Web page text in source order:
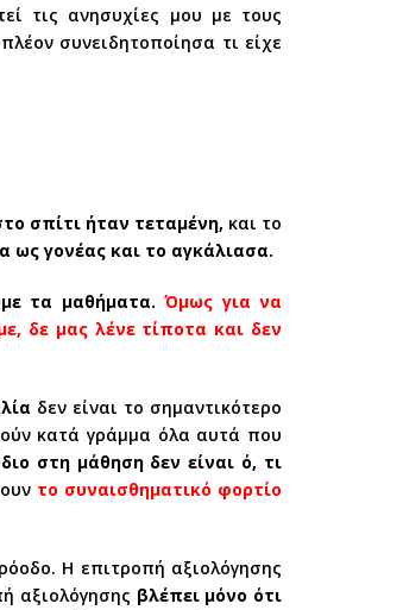
τις ανησυχίες μου με τους
συνειδητοποίησα τι είχε
σπίτι ήταν τεταμένη, και το
ως γονέας και το αγκάλιασα.
τα μαθήματα. Όμως για να
δε μας λένε τίποτα και δεν
δεν είναι το σημαντικότερο
κατά γράμμα όλα αυτά που
στη μάθηση δεν είναι ό, τι
το συναισθηματικό φορτίο
Η επιτροπή αξιολόγησης
αξιολόγησης βλέπει μόνο ότι